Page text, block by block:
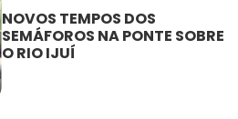
NOVOS TEMPOS DOS
SEMÁFOROS NA PONTE SOBRE
O RIO IJUÍ